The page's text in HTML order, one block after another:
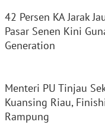
42 Persen KA Jarak
Pasar Senen Kini
Generation
Menteri PU Tinjau
Kuansing Riau,
Rampung